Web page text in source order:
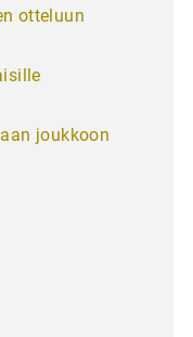
otteluun
joukkoon